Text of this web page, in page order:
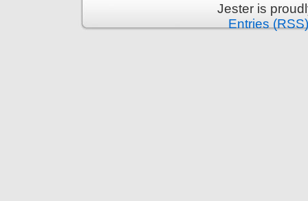
Jester is
Entries (RSS)